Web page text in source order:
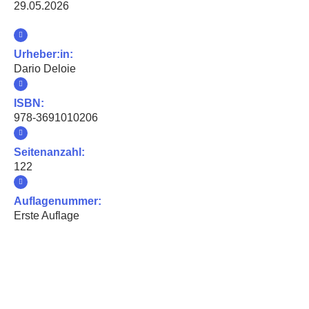
29.05.2026
Urheber:in:
Dario Deloie
ISBN:
978-3691010206
Seitenanzahl:
122
Auflagenummer:
Erste Auflage